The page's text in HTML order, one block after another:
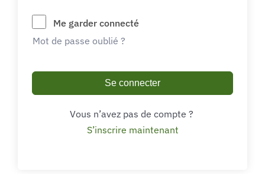
Me garder connecté
Mot de passe oublié ?
Se connecter
Vous n’avez pas de compte ?
S’inscrire maintenant